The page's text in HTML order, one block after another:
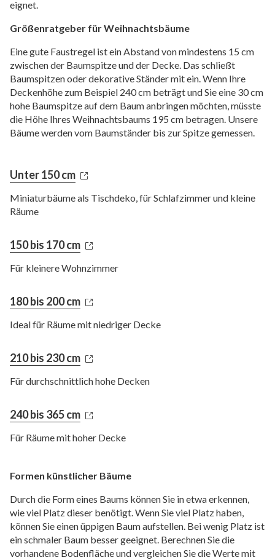
eignet.
Größenratgeber für Weihnachtsbäume
Eine gute Faustregel ist ein Abstand von mindestens 15 cm
zwischen der Baumspitze und der Decke. Das schließt
Baumspitzen oder dekorative Ständer mit ein. Wenn Ihre
Deckenhöhe zum Beispiel 240 cm beträgt und Sie eine 30 cm
hohe Baumspitze auf dem Baum anbringen möchten, müsste
die Höhe Ihres Weihnachtsbaums 195 cm betragen. Unsere
Bäume werden vom Baumständer bis zur Spitze gemessen.
Unter 150 cm
Miniaturbäume als Tischdeko, für Schlafzimmer und kleine
Räume
150 bis 170 cm
Für kleinere Wohnzimmer
180 bis 200 cm
Ideal für Räume mit niedriger Decke
210 bis 230 cm
Für durchschnittlich hohe Decken
240 bis 365 cm
Für Räume mit hoher Decke
Formen künstlicher Bäume
Durch die Form eines Baums können Sie in etwa erkennen,
wie viel Platz dieser benötigt. Wenn Sie viel Platz haben,
können Sie einen üppigen Baum aufstellen. Bei wenig Platz ist
ein schmaler Baum besser geeignet. Berechnen Sie die
vorhandene Bodenfläche und vergleichen Sie die Werte mit